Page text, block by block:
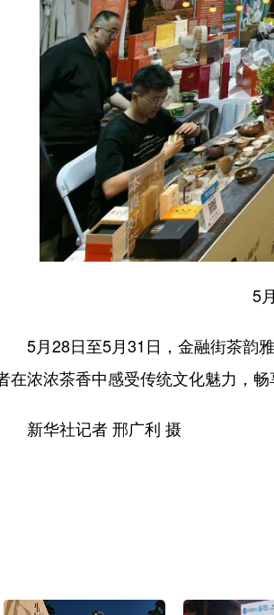
5
5月28日至5月31日，金融街茶韵雅
在浓浓茶香中感受传统文化魅力，畅
新华社记者 邢广利 摄